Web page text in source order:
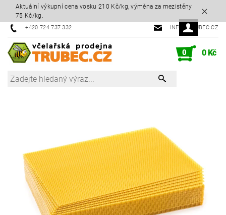
Aktuální výkupní cena vosku 210 Kč/kg, výměna za mezistěny
75 Kč/kg.
+420 724 737 332 INFO@TRUBEC.CZ
0 0 Kč